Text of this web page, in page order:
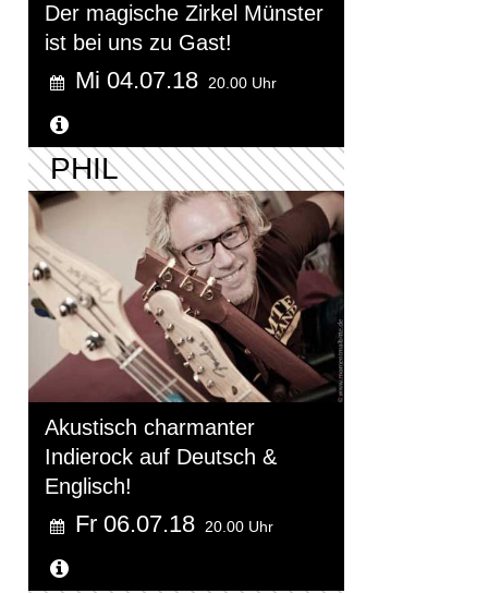
Der magische Zirkel Münster
ist bei uns zu Gast!
Mi 04.07.18 20.00 Uhr
PHIL
Akustisch charmanter
Indierock auf Deutsch &
Englisch!
Fr 06.07.18 20.00 Uhr